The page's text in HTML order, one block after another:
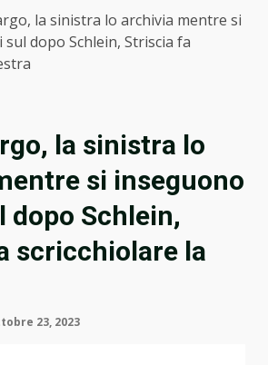
la sinistra lo archivia mentre si
dopo Schlein, Striscia fa
la sinistra lo
si inseguono
dopo Schlein,
scricchiolare la
23, 2023